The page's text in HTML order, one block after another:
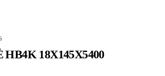
18X145X5400